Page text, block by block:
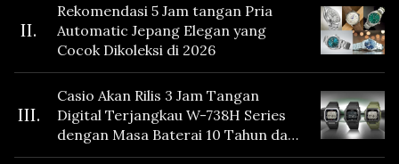
II.
Rekomendasi 5 Jam tangan Pria
Automatic Jepang Elegan yang
Cocok Dikoleksi di 2026
III.
Casio Akan Rilis 3 Jam Tangan
Digital Terjangkau W-738H Series
dengan Masa Baterai 10 Tahun dan
Fitur Vibration